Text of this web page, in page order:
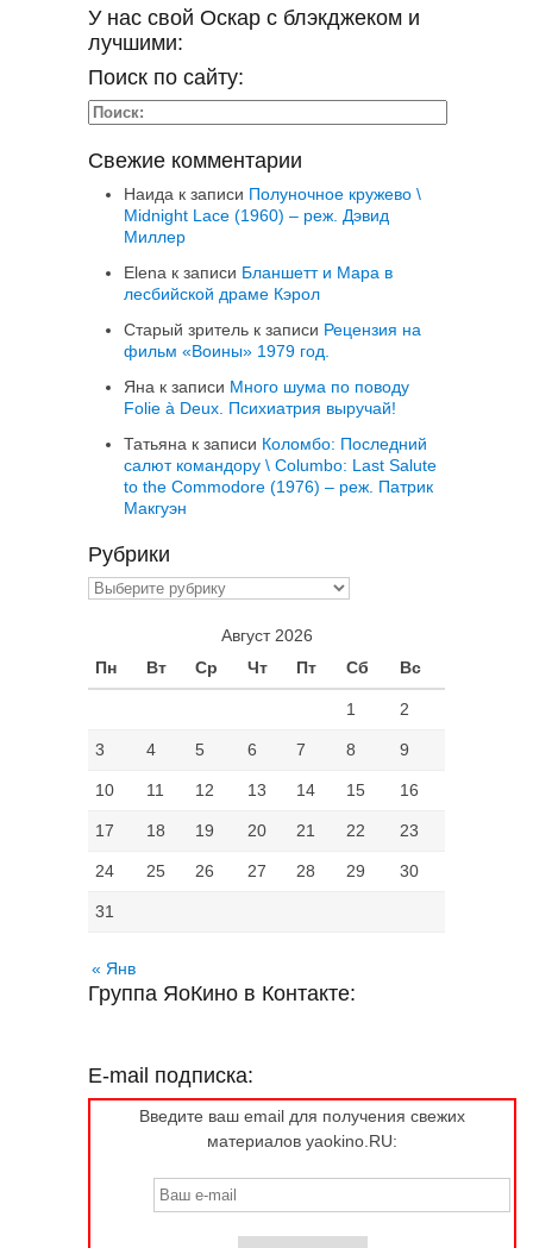
У нас свой Оскар с блэкджеком и
лучшими:
Поиск по сайту:
Свежие комментарии
Наида к записи Полуночное кружево \
Midnight Lace (1960) – реж. Дэвид
Миллер
Elena к записи Бланшетт и Мара в
лесбийской драме Кэрол
Старый зритель к записи Рецензия на
фильм «Воины» 1979 год.
Яна к записи Много шума по поводу
Folie à Deux. Психиатрия выручай!
Татьяна к записи Коломбо: Последний
салют командору \ Columbo: Last Salute
to the Commodore (1976) – реж. Патрик
Макгуэн
Рубрики
Рубрики
Август 2026
Пн
Вт Ср Чт Пт Сб Вс
1 2
3 4 5 6 7 8 9
10 11 12 13 14 15 16
17 18 19 20 21 22 23
24 25 26 27 28 29 30
31
« Янв
Группа ЯоКино в Контакте:
E-mail подписка:
Введите ваш email для получения свежих
материалов yaokino.RU: